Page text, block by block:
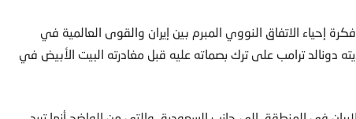
إحياء الاتفاق النووي المبرم بين إيران والقوى العالمية في
دونالد ترامب على ترك بصماته عليه قبل مغادرته البيت الأبيض في